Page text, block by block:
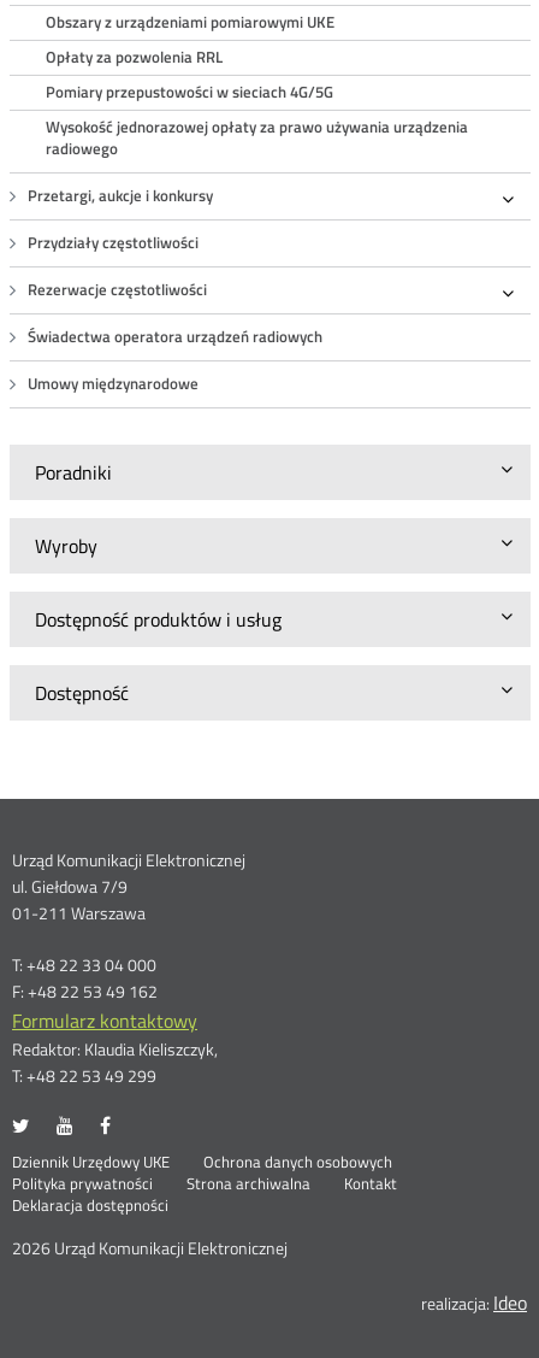
Obszary z urządzeniami pomiarowymi UKE
Opłaty za pozwolenia RRL
Pomiary przepustowości w sieciach 4G/5G
Wysokość jednorazowej opłaty za prawo używania urządzenia
radiowego
Przetargi, aukcje i konkursy
Przydziały częstotliwości
Rezerwacje częstotliwości
Świadectwa operatora urządzeń radiowych
Umowy międzynarodowe
Poradniki
Wyroby
Dostępność produktów i usług
Dostępność
Dane
kontaktowe
Urząd Komunikacji Elektronicznej
ul. Giełdowa 7/9
01-211 Warszawa
T: +48 22 33 04 000
F: +48 22 53 49 162
Formularz kontaktowy
Redaktor: Klaudia Kieliszczyk,
T: +48 22 53 49 299
UKE
portalu
Twitter
Otwórz
nowym
oknie
UKE
portalu
Youtube
Otwórz
nowym
oknie
portalu
Facebook
nowym
oknie
Stopka
menu
Dziennik Urzędowy UKE Otwórz
Ochrona danych osobowych
Polityka prywatności
Otwórz
w
oknie
Strona archiwalna
Kontakt
Deklaracja dostępności
2026 Urząd Komunikacji Elektronicznej
realizacja: Ideo